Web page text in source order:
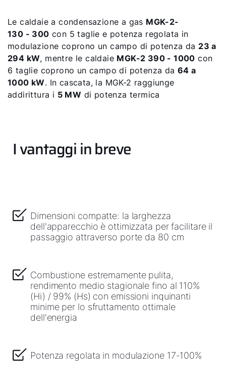
Le caldaie a condensazione a gas MGK-2-
130 - 300 con 5 taglie e potenza regolata in
modulazione coprono un campo di potenza da23 a
294 kW, mentre le caldaie MGK-2 390 - 1000 con
6 taglie coprono un campo di potenza da 64 a
1000 kW. In cascata, la MGK-2 raggiunge
addirittura i 5 MW di potenza termica
I vantaggi in breve
Dimensioni compatte: la larghezza
dell'apparecchio è ottimizzata per facilitare il
passaggio attraverso porte da 80 cm
Combustione estremamente pulita,
rendimento medio stagionale fino al 110%
(Hi) / 99% (Hs) con emissioni inquinanti
minime per lo sfruttamento ottimale
dell'energia
Potenza regolata in modulazione 17-100%